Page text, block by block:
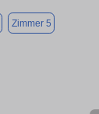
Zimmer 5